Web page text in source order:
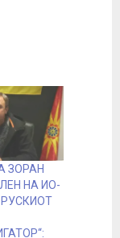
ЗОРАН
НА ИО-